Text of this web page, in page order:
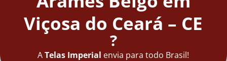
Viçosa do Ceará – CE
?
ATelas Imperial envia para todo Brasil!